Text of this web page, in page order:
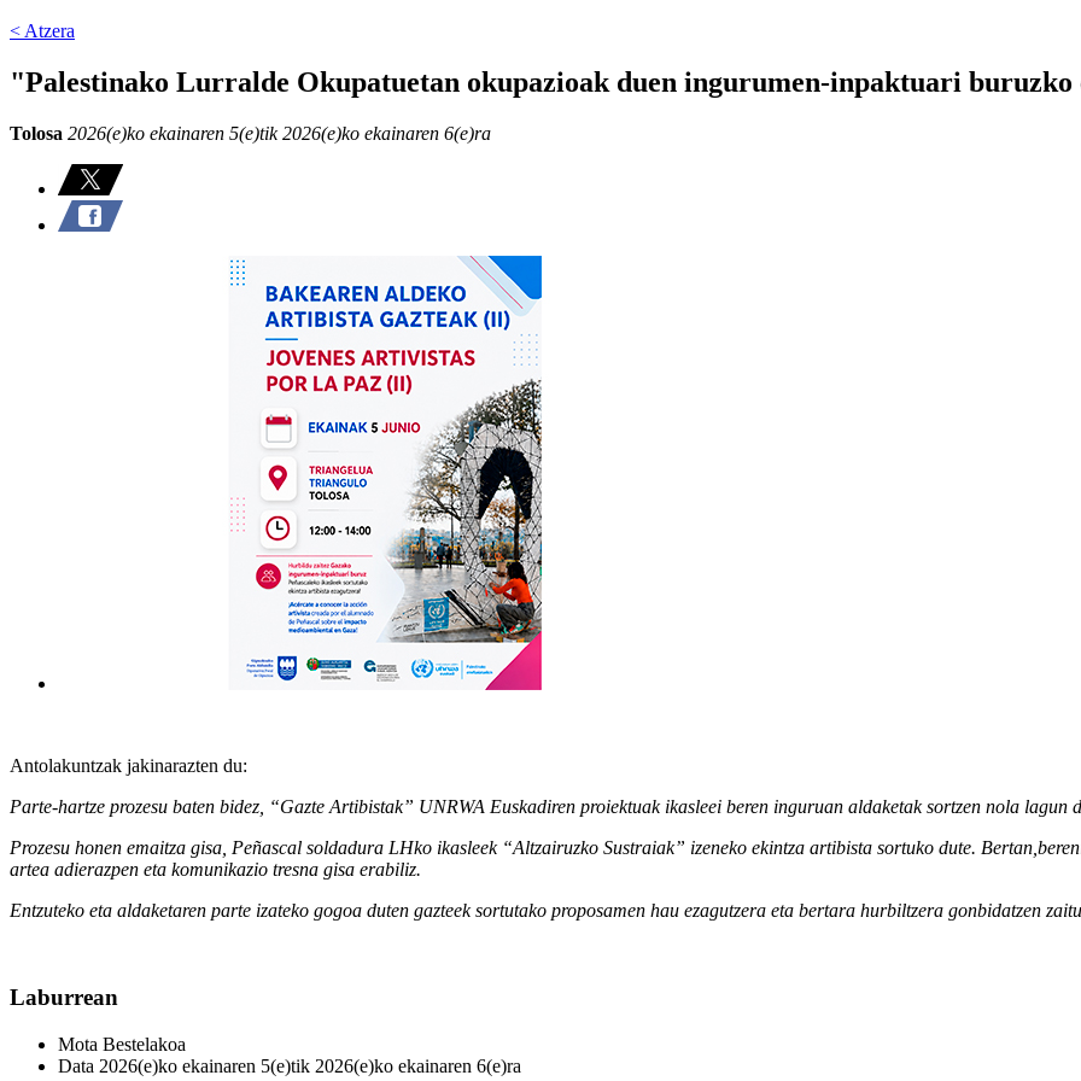
< Atzera
"Palestinako Lurralde Okupatuetan okupazioak duen ingurumen-inpaktuari
Tolosa 2026(e)ko ekainaren 5(e)tik 2026(e)ko ekainaren 6(e)ra
Antolakuntzak jakinarazten du:
Parte-hartze prozesu baten bidez , “Gazte Artibistak” UNRWA Euskadiren proiektuak ikasleei beren inguruan aldaketaksortzen nola lagun d
Prozesu honen emaitza gisa , Peñascal soldadura LHko ikasleek“Altzairuzko Sustraiak” izeneko ekintza artibista sortuko dute. Bertan beren
artea adierazpen eta komunikazio tresna gisa erabiliz.
Entzuteko eta aldaketaren parte izateko gogoa duten gazteeksortutako proposamen hau ezagutzera eta bertara hurbiltzera gonbidatzen zai
Laburrean
Mota Bestelakoa
Data 2026(e)ko ekainaren 5(e)tik 2026(e)ko ekainaren 6(e)ra